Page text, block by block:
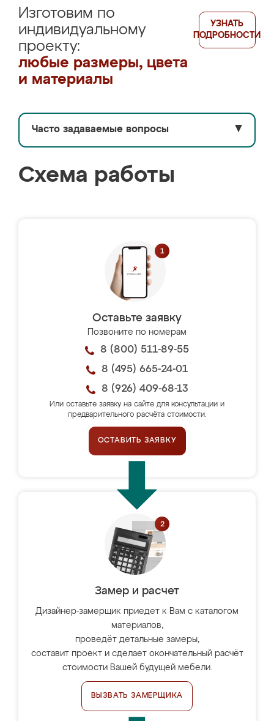
Изготовим по
индивидуальному
проекту:
любые размеры, цвета
и материалы
УЗНАТЬ
ПОДРОБНОСТИ
Часто задаваемые вопросы ▼
Схема работы
Оставьте заявку
Позвоните по номерам
8 (800) 511-89-55
8 (495) 665-24-01
8 (926) 409-68-13
Или оставьте заявку на сайте для консультации и
предварительного расчёта стоимости.
ОСТАВИТЬ ЗАЯВКУ
Замер и расчет
Дизайнер-замерщик приедет к Вам с каталогом
материалов,
проведёт детальные замеры,
составит проект и сделает окончательный расчёт
стоимости Вашей будущей мебели.
ВЫЗВАТЬ ЗАМЕРЩИКА